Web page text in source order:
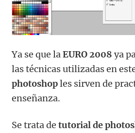
Ya se que laEURO 2008 ya
las técnicas utilizadas en
photoshoples sirven de
enseñanza.
Se trata de tutorial de